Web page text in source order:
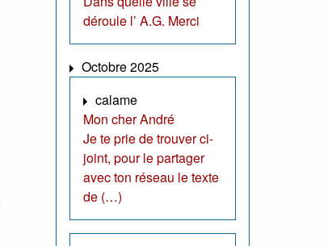
déroule l’ A.G. Merci
Octobre 2025
calame
Mon cher André
Je te prie de trouver ci-
joint, pour le partager
avec ton réseau le texte
de (…)